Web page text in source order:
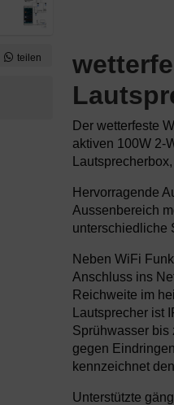
teilen
Der wetterfeste
aktiven 100W 2-
Hervorragende
Aussenbereich
unterschiedliche
Neben WiFi
Anschluss ins
Reichweite im
Lautsprecher
Sprühwasser bis
gegen
kennzeichnet
Unterstützte